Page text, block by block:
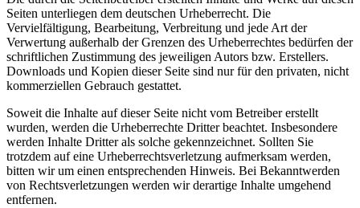
Seiten unterliegen dem deutschen Urheberrecht. Die
Vervielfältigung, Bearbeitung, Verbreitung und jede Art der
Verwertung außerhalb der Grenzen des Urheberrechtes bedürfen der
schriftlichen Zustimmung des jeweiligen Autors bzw. Erstellers.
Downloads und Kopien dieser Seite sind nur für den privaten, nicht
kommerziellen Gebrauch gestattet.
Soweit die Inhalte auf dieser Seite nicht vom Betreiber erstellt
wurden, werden die Urheberrechte Dritter beachtet. Insbesondere
werden Inhalte Dritter als solche gekennzeichnet. Sollten Sie
trotzdem auf eine Urheberrechtsverletzung aufmerksam werden,
bitten wir um einen entsprechenden Hinweis. Bei Bekanntwerden
von Rechtsverletzungen werden wir derartige Inhalte umgehend
entfernen.